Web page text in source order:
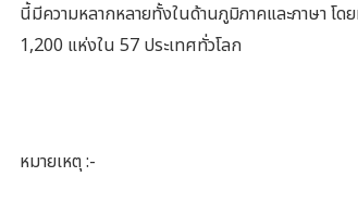
นี้มีความหลากหลายทั้งในด้านภูมิภาคและภาษา โด
1,200 แห่งใน 57 ประเทศทั่วโลก
หมายเหตุ :-